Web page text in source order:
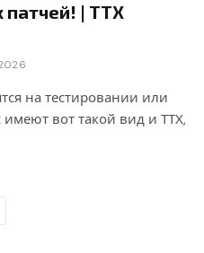
патчей! | ТТХ
на тестировании или
вот такой вид и ТТХ,